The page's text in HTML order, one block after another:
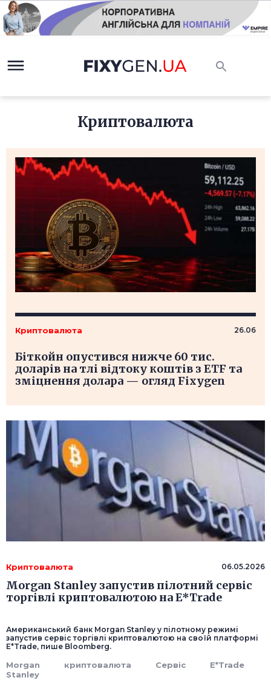
Криптовалюта
Криптовалюта 26.06
Біткойн опустився нижче 60 тис.
доларів на тлі відтоку коштів з ETF та
зміцнення долара — огляд Fixygen
Криптовалюта 06.05.2026
Morgan Stanley запустив пілотний сервіс
торгівлі криптовалютою на E*Trade
Американський банк Morgan Stanley у пілотному режимі
запустив сервіс торгівлі криптовалютою на своїй платформі
E*Trade, пише Bloomberg.
Morgan
Stanley
криптовалюта Сервіс E*Trade